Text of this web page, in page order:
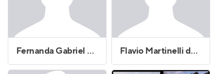
Fernanda Gabriel Morais Marques Flavio Martinelli de Freitas Pedro